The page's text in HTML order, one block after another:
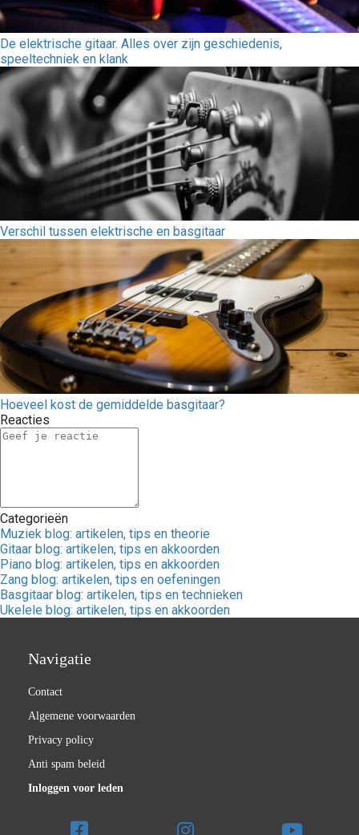
De elektrische gitaar. Alles over zijn geschiedenis,
speeltechniek en klank
Verschil tussen elektrische en basgitaar
Hoeveel kost de gemiddelde basgitaar?
Reacties
Categorieën
Muziek blog: artikelen, tips en theorie
Gitaar blog: artikelen, tips en akkoorden
Piano blog: artikelen, tips en akkoorden
Zang blog: artikelen, tips en oefeningen
Basgitaar blog: artikelen, tips en technieken
Ukelele blog: artikelen, tips en akkoorden
Navigatie
Contact
Algemene voorwaarden
Privacy policy
Anti spam beleid
Inloggen voor leden